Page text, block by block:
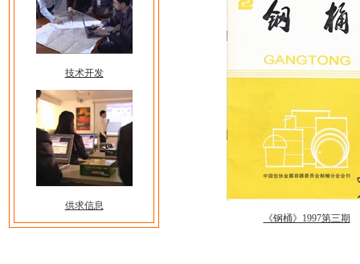
技术开发
供求信息
《钢桶》1997第三期